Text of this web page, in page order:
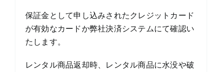
保証金として申し込みされたクレジットカード
が有効なカードか弊社決済システムにて確認い
たします。
レンタル商品返却時、レンタル商品に水没や破